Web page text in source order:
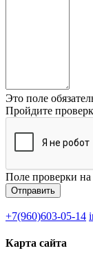
Это поле
Пройдите
Поле проверки
+7(960)603-05-14
Карта сайта